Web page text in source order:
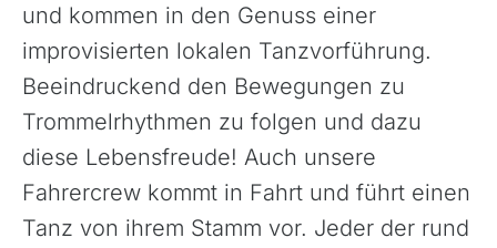
und kommen in den Genuss einer
improvisierten lokalen Tanzvorführung.
Beeindruckend den Bewegungen zu
Trommelrhythmen zu folgen und dazu
diese Lebensfreude! Auch unsere
Fahrercrew kommt in Fahrt und führt einen
Tanz von ihrem Stamm vor. Jeder der rund